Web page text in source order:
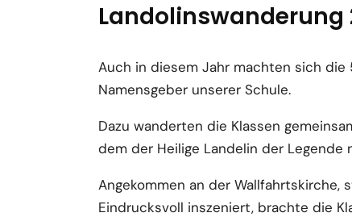
Landolinswanderung
Auch in diesem Jahr machten sich die
Namensgeber unserer Schule.
Dazu wanderten die Klassen
dem der Heilige Landelin der
Angekommen an der Wallfahrtskirche,
Eindrucksvoll inszeniert, brachte die